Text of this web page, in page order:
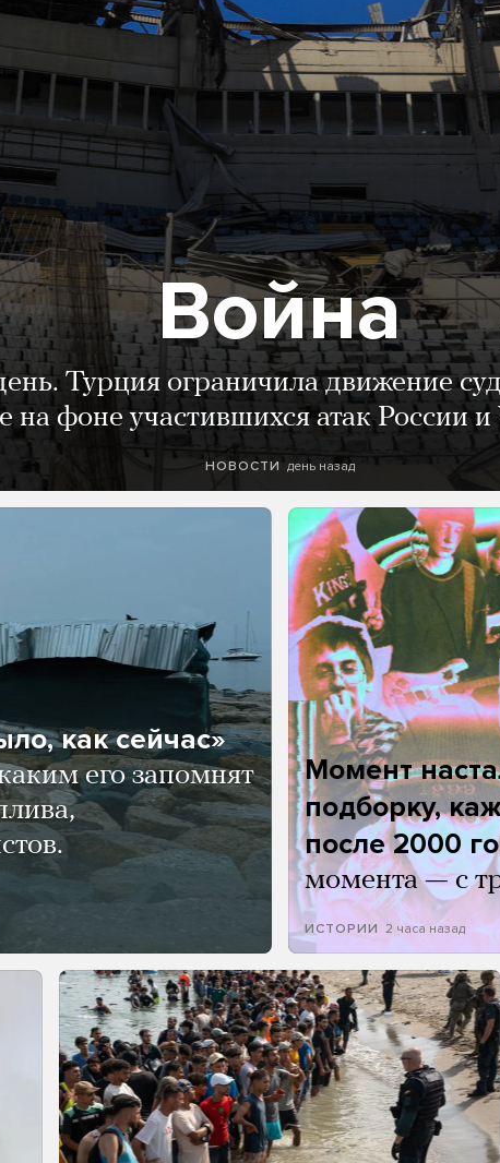
Война
Турция ограничила движение
на фоне участившихся атак России
НОВОСТИ день назад
как сейчас»
его запомнят
Момент
подборку,
после 2000
момента — с
ИСТОРИИ 2 часа назад